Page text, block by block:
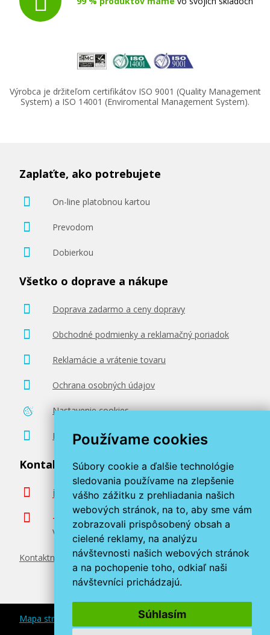
Používame cookies
Súbory cookie a ďalšie technológie
sledovania používame na zlepšenie
vášho zážitku z prehliadania našich
webových stránok, na to, aby sme vám
zobrazovali prispôsobený obsah a
cielené reklamy, na analýzu
návštevnosti našich webových stránok
a na pochopenie toho, odkiaľ naši
návštevníci prichádzajú.
Súhlasím
(čierna)
Originálna náplň
31,90 €
Pridať do košíka
Originálna náplň HP č. 932BK XL
Originálna náplň
59,90 €
Sada originálných náplň HP č. 932 a 933
(6ZC71AE)
Súprava originálnych náplní
78,90 €
Pridať do košíka
Výrobca je držiteľom certifikátov ISO 9001 (Quality Management
System) a ISO 14001 (Enviromental Management System).
Zaplaťte, ako potrebujete
On-line platobnou kartou
Prevodom
Dobierkou
Všetko o doprave a nákupe
Doprava zadarmo a ceny dopravy
Obchodné podmienky a reklamačný poriadok
Reklamácie a vrátenie tovaru
Ochrana osobných údajov
Nastavenie cookies
Poradenstvo zadarmo
Kontaktujte nás
info@miroluk.sk
+420 377 222 313
Volajte v pracovné dni od 8. do 17. hod.
Kontaktné údaje
Mapa stránok